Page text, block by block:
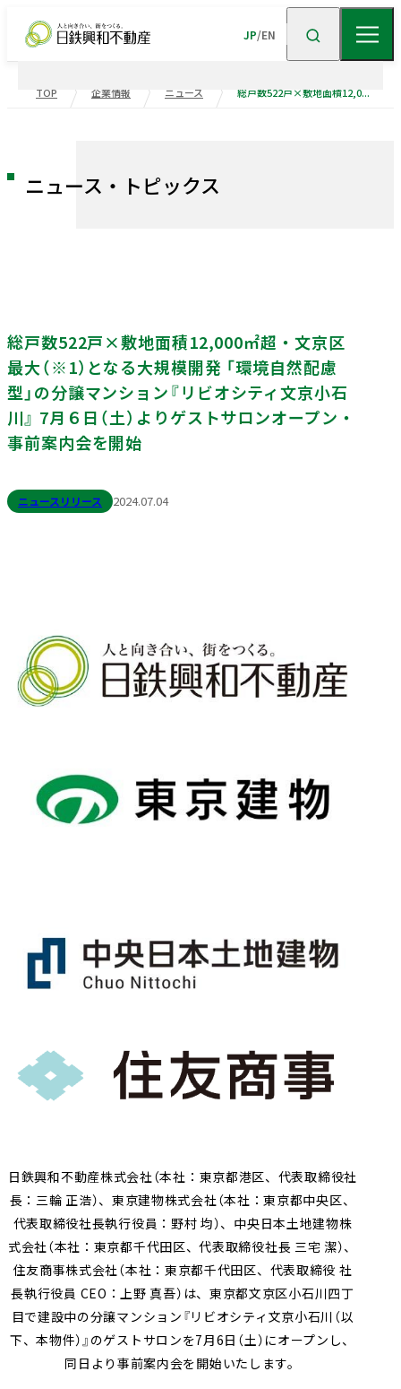
企業情報
企業情報TOP
グループ会社 受賞歴
ニュース・トピックス 企業広告
会社案内（PDF） 電子公告
高級賃貸住宅 事業 物流施設事業
不動産 ソリューション 市街地再開発
マンション再生 事業 地域 創生事業
農業事業
トップメッセージ
サステナビリティ
マネジメント
ステークホルダー
エンゲージメント
重要課題
ンス
内容索引
業績・財務
採用情報
JP/EN
TOP 企業情報 ニュース
ニュース・トピックス
総戸数522戸×敷地面積12,000㎡超・文京区
最大（※1）となる大規模開発 「環境自然配慮
型」の分譲マンション『リビオシティ文京小石
川』 7月６日（土）よりゲストサロンオープン・
事前案内会を開始
ニュースリリース 2024.07.04
日鉄興和不動産株式会社（本社：東京都港区、代表取締役社
長：三輪 正浩）、東京建物株式会社（本社：東京都中央区、
代表取締役社長執行役員：野村 均）、中央日本土地建物株
式会社（本社：東京都千代田区、代表取締役社長 三宅 潔）、
住友商事株式会社（本社：東京都千代田区、代表取締役 社
長執行役員 CEO：上野 真吾）は、東京都文京区小石川四丁
目で建設中の分譲マンション『リビオシティ文京小石川（以
下、本物件）』のゲストサロンを7月6日（土）にオープンし、
同日より事前案内会を開始いたします。